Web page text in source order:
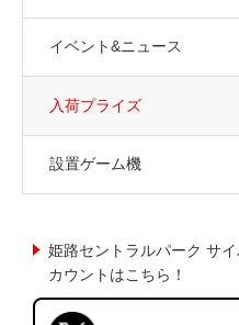
イベント&ニュース
入荷プライズ
設置ゲーム機
姫路セントラルパーク サ
カウントはこちら！